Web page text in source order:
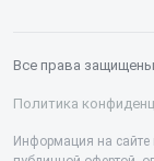
Studio Display
Vision Pro
Все права
Политика
Информация на сайте